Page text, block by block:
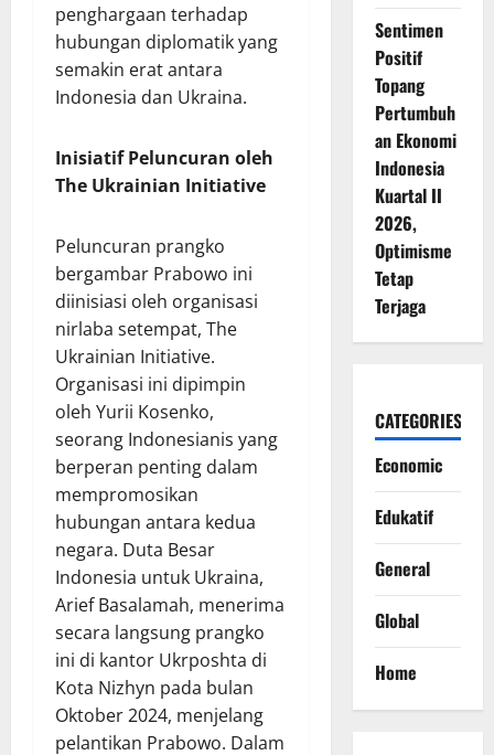
penghargaan terhadap
hubungan diplomatik yang
semakin erat antara
Indonesia dan Ukraina.
Inisiatif Peluncuran oleh
The Ukrainian Initiative
Peluncuran prangko
bergambar Prabowo ini
diinisiasi oleh organisasi
nirlaba setempat, The
Ukrainian Initiative.
Organisasi ini dipimpin
oleh Yurii Kosenko,
seorang Indonesianis yang
berperan penting dalam
mempromosikan
hubungan antara kedua
negara. Duta Besar
Indonesia untuk Ukraina,
Arief Basalamah, menerima
secara langsung prangko
ini di kantor Ukrposhta di
Kota Nizhyn pada bulan
Oktober 2024, menjelang
pelantikan Prabowo. Dalam
Sentimen
Positif
Topang
Pertumbuh
an Ekonomi
Indonesia
Kuartal II
2026,
Optimisme
Tetap
Terjaga
CATEGORIES
Economic
Edukatif
General
Global
Home